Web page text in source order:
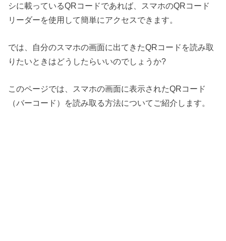
シに載っているQRコードであれば、スマホのQRコード
リーダーを使用して簡単にアクセスできます。
では、自分のスマホの画面に出てきたQRコードを読み取
りたいときはどうしたらいいのでしょうか?
このページでは、スマホの画面に表示されたQRコード
（バーコード）を読み取る方法についてご紹介します。